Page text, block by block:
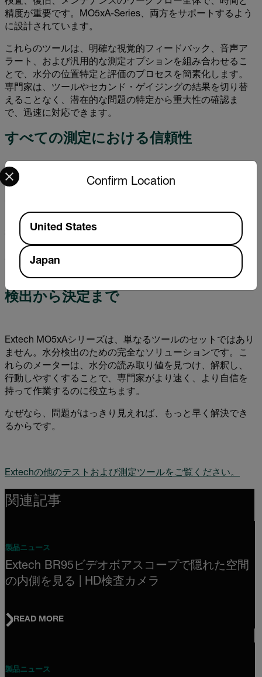
精度が重要です。MO5xA-Series、両方をサポートするよう
に設計されています。
これらのツールは、明確な視覚的フィードバック、音声ア
ラート、および汎用的な測定オプションを組み合わせるこ
とで、水分の位置特定と評価のプロセスを簡素化します。
専門家は、ツールやセカンド・ゲイジングの結果を切り替
えることなく、潜在的な問題の特定から重大性の確認ま
で、迅速に対応できます。
すべての測定における信頼性
水分の問題はしばしば小さく始まりますが、検出されない
まま放置するとすぐにエスカレートします。適切なツール
Extech MO5xA-Series、日常点検、水害への対応、修理の
検証など、さまざまな材料や環境における水分を確実に検
出します。隠れた湿気をすばやく特定できるので、コスト
のかかる損傷を防ぎ、プロジェクトの成果を改善し、作業
を最初から正しく行うことができます。
検出から決定まで
Extech MO5xAシリーズは、単なるツールのセットではあり
ません。水分検出のための完全なソリューションです。こ
れらのメーターは、水分の読み取り値を見つけ、解釈し、
行動しやすくすることで、専門家がより速く、より自信を
持って作業するのに役立ちます。
なぜなら、問題がはっきり見えれば、もっと早く解決でき
るからです。
Extechの他のテストおよび測定ツールをご覧ください。
関連記事
製品ニュース
Extech BR95ビデオボアスコープで隠れた空間
の内側を見る | HD検査カメラ
READ MORE
製品ニュース
Confirm Location
Select your preferred country and language from the
Available Locations
United States
Japan